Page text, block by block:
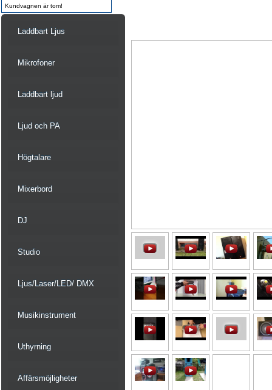
Kundvagnen är tom!
Laddbart Ljus
Mikrofoner
Laddbart ljud
Ljud och PA
Högtalare
Mixerbord
DJ
Studio
Ljus/Laser/LED/ DMX
Musikinstrument
Uthyrning
Affärsmöjligheter